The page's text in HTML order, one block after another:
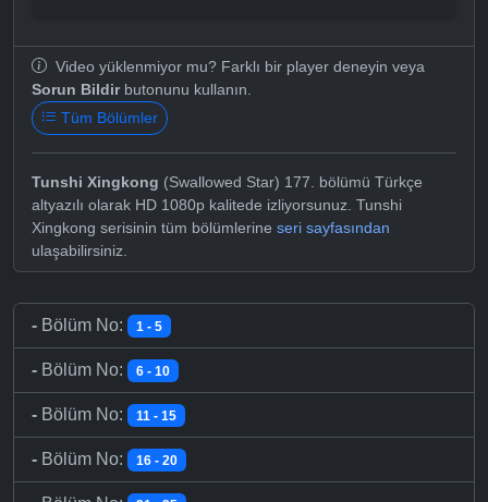
Video yüklenmiyor mu? Farklı bir player deneyin veya
Sorun Bildirbutonunu kullanın.
Tüm Bölümler
Tunshi Xingkong (Swallowed Star) 177. bölümü Türkçe
altyazılı olarak HD 1080p kalitede izliyorsunuz. Tunshi
Xingkong serisinin tüm bölümlerine seri sayfasından
ulaşabilirsiniz.
- Bölüm No: 1 - 5
- Bölüm No: 6 - 10
- Bölüm No: 11 - 15
- Bölüm No: 16 - 20